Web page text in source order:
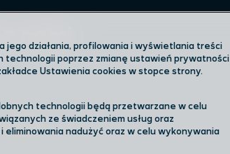
nami
Infolinia
jego działania, profilowania i wyświetlania treści
technologii poprzez zmianę ustawień prywatności
Ustawienia cookies w stopce strony.
technologii będą przetwarzane w celu
ze świadczeniem usług oraz
nadużyć oraz w celu wykonywania